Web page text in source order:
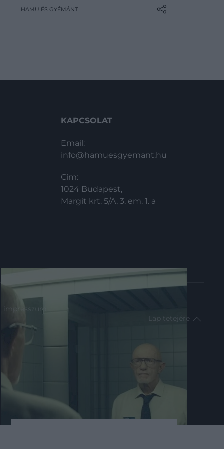
repülőtéren játszódó thriller január
HAMU ÉS GYÉMÁNT
KAPCSOLAT
Email:
info@hamuesgyemant.hu
Cím:
1024 Budapest,
Margit krt. 5/A, 3. em. 1. a
impresszum
Lap tetejére